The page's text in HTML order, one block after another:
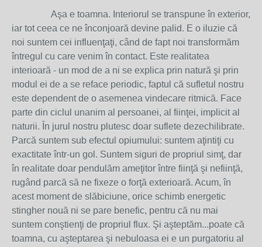
Aşa e toamna. Interiorul se transpune în exterior,
iar tot ceea ce ne înconjoară devine palid. E o iluzie că
noi suntem cei influenţaţi, când de fapt noi transformăm
întregul cu care venim în contact. Este realitatea
interioară - un mod de a ni se explica prin natură şi prin
modul ei de a se reface periodic, faptul că sufletul nostru
este dependent de o asemenea vindecare ritmică. Face
parte din ciclul unanim al persoanei, al fiinţei, implicit al
naturii. În jurul nostru plutesc doar suflete dezechilibrate.
Parcă suntem sub efectul opiumului: suntem aţintiţi cu
exactitate într-un gol. Suntem siguri de propriul simţ, dar
în realitate doar pendulăm ameţitor între fiinţă şi nefiinţă,
rugând parcă să ne fixeze o forţă exterioară. Acum, în
acest moment de slăbiciune, orice schimb energetic
stingher nouă ni se pare benefic, pentru că nu mai
suntem conştienţi de propriul flux. Şi aşteptăm...poate că
toamna, cu aşteptarea şi nebuloasa ei e un purgatoriu al